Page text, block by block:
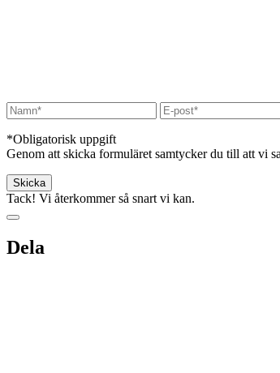
*Obligatorisk uppgift
Genom att skicka formuläret samtycker du till att vi
Tack! Vi återkommer så snart vi kan.
Dela